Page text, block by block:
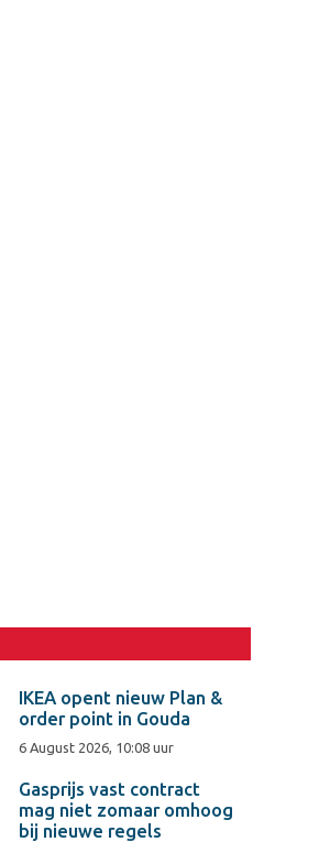
IKEA opent nieuw Plan &
order point in Gouda
6 August 2026, 10:08 uur
Gasprijs vast contract
mag niet zomaar omhoog
bij nieuwe regels